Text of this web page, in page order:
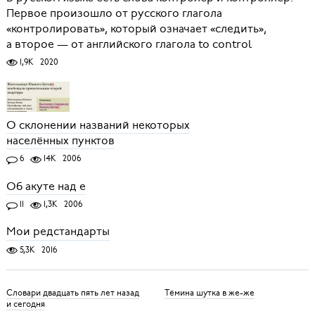
Первое произошло от русского глагола
«контролировать», который означает «следить»,
а второе — от английского глагола to control
1,9K 2020
О склонении названий некоторых
населённых пунктов
6 14K 2006
Об акуте над е
11 1,3K 2006
Мои редстандарты
5,3K 2016
Словари двадцать пять лет назад
и сегодня
Тёмина шутка в же-же